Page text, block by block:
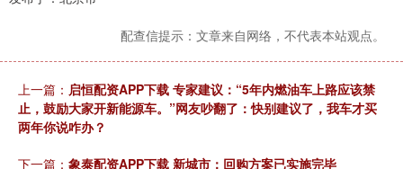
配查信提示：文章来自网络，不代表本站观点。
上一篇： 启恒配资APP下载 专家建议：“5年内燃油车上路应该禁
止，鼓励大家开新能源车。”网友吵翻了：快别建议了，我车才买
两年你说咋办？
下一篇： 象泰配资APP下载 新城市：回购方案已实施完毕